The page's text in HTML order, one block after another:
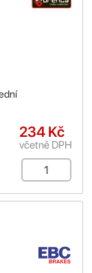
234 Kč
včetně DPH